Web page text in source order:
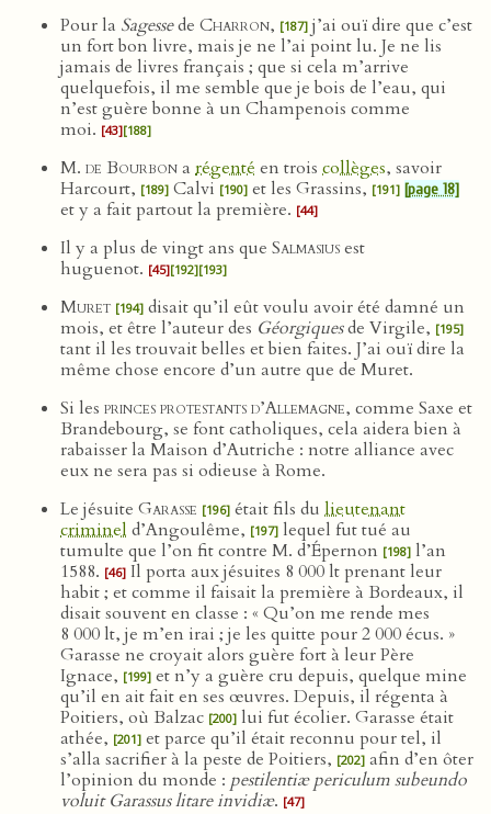
Pour la Sagessede Charron, [187] j’ai ouï dire que c’est
un fort bon livre, mais je ne l’ai point lu. Je ne lis
jamais de livres français ; que si cela m’arrive
quelquefois, il me semble que je bois de l’eau, qui
n’est guère bonne à un Champenois comme
moi. [43][188]
M. de Bourbona régenté en trois collèges, savoir
Harcourt, [189] Calvi [190] et les Grassins, [191] [page 18]
et y a fait partout la première. [44]
Il y a plus de vingt ans que Salmasiusest
huguenot. [45][192][193]
Muret [194] disait qu’il eût voulu avoir été damné un
mois, et être l’auteur des Géorgiquesde Virgile, [195]
tant il les trouvait belles et bien faites. J’ai ouï dire la
même chose encore d’un autre que de Muret.
Si les princes protestants d’Allemagne, comme Saxe et
Brandebourg, se font catholiques, cela aidera bien à
rabaisser la Maison d’Autriche : notre alliance avec
eux ne sera pas si odieuse à Rome.
Le jésuite Garasse [196] était fils du lieutenant
criminel d’Angoulême, [197] lequel fut tué au
tumulte que l’on fit contre M. d’Épernon [198] l’an
1588. [46] Il porta aux jésuites 8 000 lt prenant leur
habit ; et comme il faisait la première à Bordeaux, il
disait souvent en classe : « Qu’on me rende mes
8 000 lt, je m’en irai ; je les quitte pour 2 000 écus. »
Garasse ne croyait alors guère fort à leur Père
Ignace, [199] et n’y a guère cru depuis, quelque mine
qu’il en ait fait en ses œuvres. Depuis, il régenta à
Poitiers, où Balzac [200] lui fut écolier. Garasse était
athée, [201] et parce qu’il était reconnu pour tel, il
s’alla sacrifier à la peste de Poitiers, [202] afin d’en ôter
l’opinion du monde : pestilentiæ periculum subeundo
voluit Garassus litare invidiæ. [47]